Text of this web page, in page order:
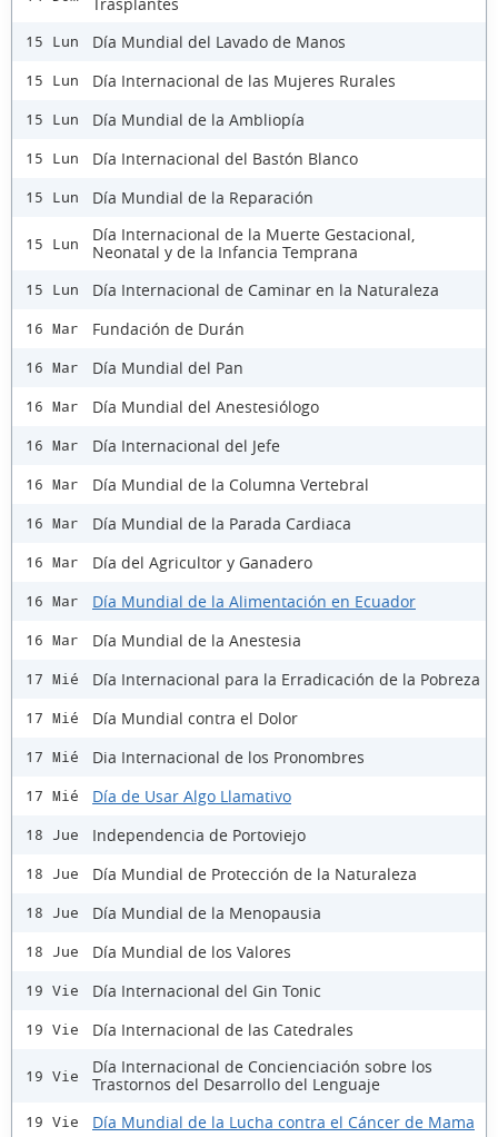
Trasplantes
15 Lun Día Mundial del Lavado de Manos
15 Lun Día Internacional de las Mujeres Rurales
15 Lun Día Mundial de la Ambliopía
15 Lun Día Internacional del Bastón Blanco
15 Lun Día Mundial de la Reparación
15 Lun
Día Internacional de la Muerte Gestacional,
Neonatal y de la Infancia Temprana
15 Lun Día Internacional de Caminar en la Naturaleza
16 Mar Fundación de Durán
16 Mar Día Mundial del Pan
16 Mar Día Mundial del Anestesiólogo
16 Mar Día Internacional del Jefe
16 Mar Día Mundial de la Columna Vertebral
16 Mar Día Mundial de la Parada Cardiaca
16 Mar Día del Agricultor y Ganadero
16 Mar Día Mundial de la Alimentación en Ecuador
16 Mar Día Mundial de la Anestesia
17 Mié Día Internacional para la Erradicación de la Pobreza
17 Mié Día Mundial contra el Dolor
17 Mié Dia Internacional de los Pronombres
17 Mié Día de Usar Algo Llamativo
18 Jue Independencia de Portoviejo
18 Jue Día Mundial de Protección de la Naturaleza
18 Jue Día Mundial de la Menopausia
18 Jue Día Mundial de los Valores
19 Vie Día Internacional del Gin Tonic
19 Vie Día Internacional de las Catedrales
19 Vie
Día Internacional de Concienciación sobre los
Trastornos del Desarrollo del Lenguaje
19 Vie Día Mundial de la Lucha contra el Cáncer de Mama